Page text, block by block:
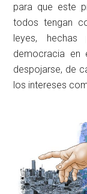
para que este
todos tengan
leyes,
democracia en
despojarse, de
los intereses